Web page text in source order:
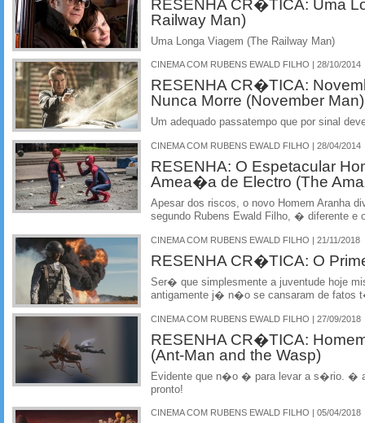
RESENHA CR�TICA: Uma
Railway Man)
Uma Longa Viagem (The Railway Man)
CINEMA COM RUBENS EWALD FILHO | 28/10/2014
RESENHA CR�TICA:
Nunca Morre (November Man)
Um adequado passatempo que por sinal
CINEMA COM RUBENS EWALD FILHO | 28/04/2014
RESENHA: O Espetacular
Amea�a de Electro (The
Apesar dos riscos, o novo Homem Aranha
segundo Rubens Ewald Filho, � diferente e
CINEMA COM RUBENS EWALD FILHO | 21/11/2018
RESENHA CR�TICA: O
Ser� que simplesmente a juventude hoje
antigamente j� n�o se cansaram de fatos
CINEMA COM RUBENS EWALD FILHO | 27/09/2018
RESENHA CR�TICA:
(Ant-Man and the Wasp)
Evidente que n�o � para levar a s�rio. �
pronto!
CINEMA COM RUBENS EWALD FILHO | 05/04/2018